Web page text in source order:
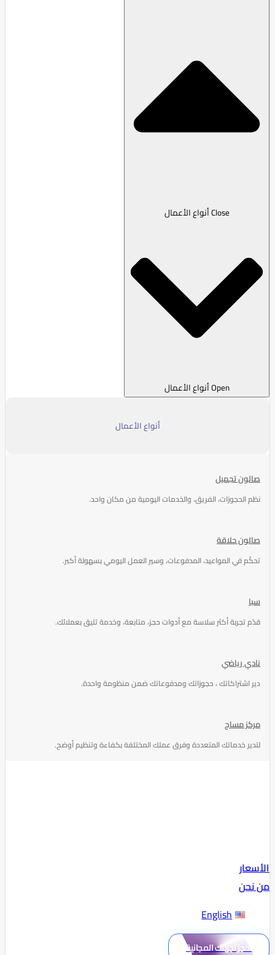
Close أنواع الأعمال
Open أنواع الأعمال
أنواع الأعمال
صالون تجميل
نظم الحجوزات، الفريق، والخدمات اليومية من مكان واحد.
صالون حلاقة
تحكّم في المواعيد، المدفوعات، وسير العمل اليومي بسهولة أكبر.
سبا
قدّم تجربة أكثر سلاسة مع أدوات حجز، متابعة، وخدمة تليق بعملائك.
نادي رياضي
دير اشتراكاتك ، حجوزاتك ومدفوعاتك ضمن منظومة واحدة.
مركز مساج
لتدير خدماتك المتعددة وفرق عملك المختلفة بكفاءة وتنظيم أوضح.
الأسعار
من نحن
English
احجز تجربتك المجانية